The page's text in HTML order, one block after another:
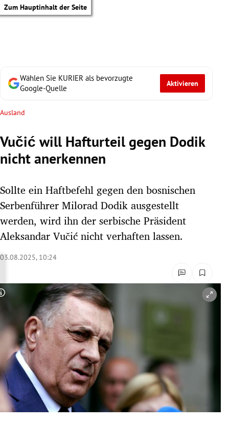
Zum Hauptinhalt der Seite
Untermenü
Untermenü
Untermenü
Untermenü
Untermenü
Untermenü
Untermenü
Untermenü
Untermenü
Wählen Sie KURIER als bevorzugte
Google-Quelle
Aktivieren
Ausland
Vučić will Hafturteil gegen Dodik
nicht anerkennen
Sollte ein Haftbefehl gegen den bosnischen
Serbenführer Milorad Dodik ausgestellt
werden, wird ihn der serbische Präsident
Aleksandar Vučić nicht verhaften lassen.
03.08.2025, 10:24
Copyright-Hinweis öffnen/schließen